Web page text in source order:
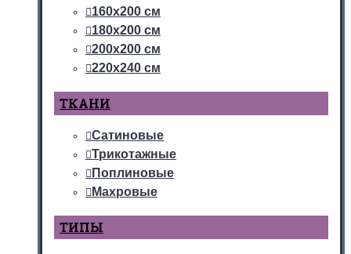
160х200 см
180х200 см
200х200 см
220х240 см
ТКАНИ
Сатиновые
Трикотажные
Поплиновые
Махровые
ТИПЫ